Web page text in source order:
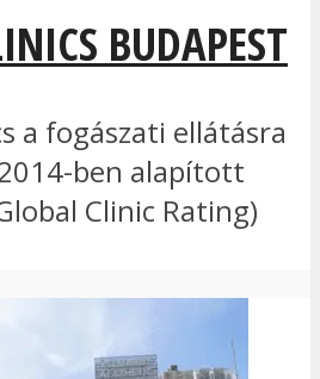
BUDAPEST
a fogászati ellátásra
ben alapított
Clinic Rating)